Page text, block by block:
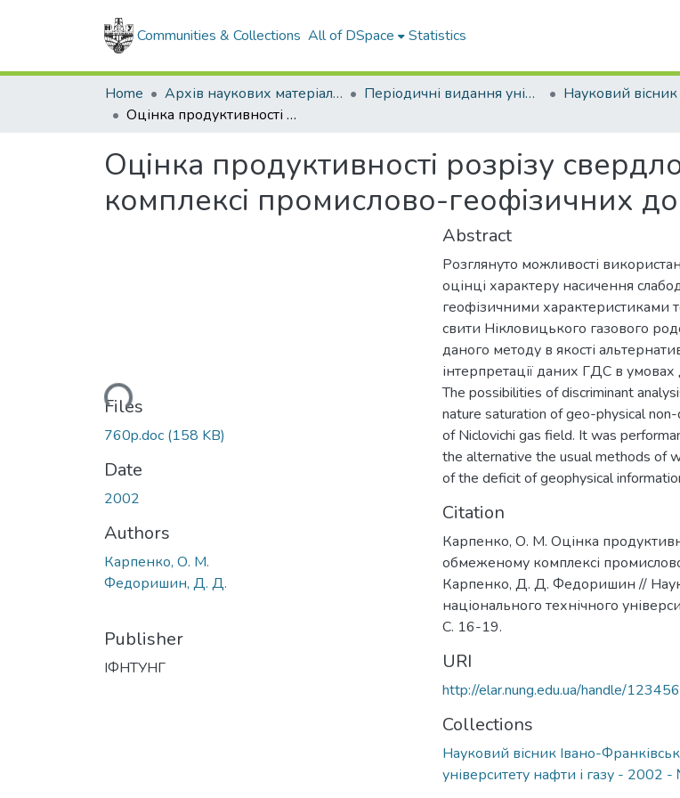
Communities & Collections All of DSpace Statistics
Home Архів наукових матеріалів Періодичні видання університету
Оцінка продуктивності розрізу свердловин при обмеженому комплексі промислово-геофізичних досліджень
Оцінка продуктивності розрізу
комплексі промислово-геофізичних
Loading...
Files
760p.doc (158 KB)
Date
2002
Authors
Карпенко, О. М.
Федоришин, Д. Д.
Publisher
ІФНТУНГ
Abstract
Розглянуто можливості
оцінці характеру насичення
геофізичними характеристиками
свити Нікловицького газового
даного методу в якості
інтерпретації даних ГДС в
The possibilities of discriminant
nature saturation of geo-physical
of Niclovichi gas field. It was
the alternative the usual methods of
of the deficit of geophysical
Citation
Карпенко, О. М. Оцінка
обмеженому комплексі
Карпенко, Д. Д. Федоришин //
національного технічного
С. 16-19.
URI
http://elar.nung.edu.ua/handle/
Collections
Науковий вісник Івано-
університету нафти і газу - 2002